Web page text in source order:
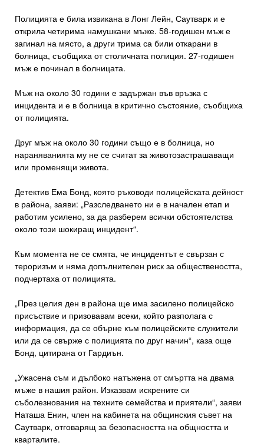
Полицията е била извикана в Лонг Лейн, Саутварк и е
открила четирима намушкани мъже. 58-годишен мъж е
загинал на място, а други трима са били откарани в
болница, съобщиха от столичната полиция. 27-годишен
мъж е починал в болницата.
Мъж на около 30 години е задържан във връзка с
инцидента и е в болница в критично състояние, съобщиха
от полицията.
Друг мъж на около 30 години също е в болница, но
нараняванията му не се считат за животозастрашаващи
или променящи живота.
Детектив Ема Бонд, която ръководи полицейската дейност
в района, заяви: „Разследването ни е в начален етап и
работим усилено, за да разберем всички обстоятелства
около този шокиращ инцидент“.
Към момента не се смята, че инцидентът е свързан с
тероризъм и няма допълнителен риск за обществеността,
подчертаха от полицията.
„През целия ден в района ще има засилено полицейско
присъствие и призовавам всеки, който разполага с
информация, да се обърне към полицейските служители
или да се свърже с полицията по друг начин“, каза още
Бонд, цитирана от Гардиън.
„Ужасена съм и дълбоко натъжена от смъртта на двама
мъже в нашия район. Изказвам искрените си
съболезнования на техните семейства и приятели“, заяви
Наташа Енин, член на кабинета на общинския съвет на
Саутварк, отговарящ за безопасността на общността и
кварталите.